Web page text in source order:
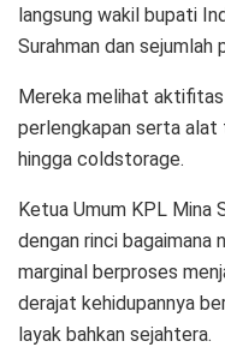
langsung wakil bupati
Surahman dan
Mereka melihat
perlengkapan serta alat
hingga coldstorage.
Ketua Umum KPL Mina
dengan rinci bagaimana
marginal berproses
derajat kehidupannya
layak bahkan sejahtera.